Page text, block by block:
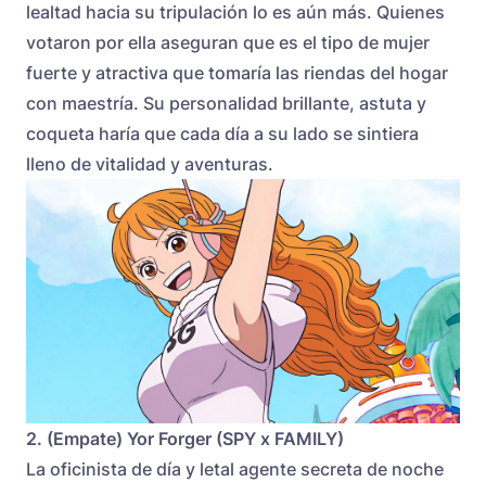
lealtad hacia su tripulación lo es aún más. Quienes
votaron por ella aseguran que es el tipo de mujer
fuerte y atractiva que tomaría las riendas del hogar
con maestría. Su personalidad brillante, astuta y
coqueta haría que cada día a su lado se sintiera
lleno de vitalidad y aventuras.
2. (Empate) Yor Forger (SPY x FAMILY)
La oficinista de día y letal agente secreta de noche